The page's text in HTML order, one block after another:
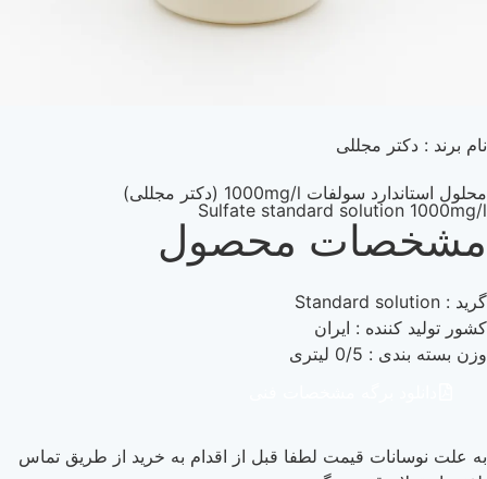
نام برند : دکتر مجللی
محلول استاندارد سولفات 1000mg/l (دکتر مجللی)
Sulfate standard solution 1000mg/l
مشخصات محصول
گرید : Standard solution
کشور تولید کننده : ایران
وزن بسته بندی : 0/5 لیتری
به علت نوسانات قیمت لطفا قبل از اقدام به خرید از طریق تماس